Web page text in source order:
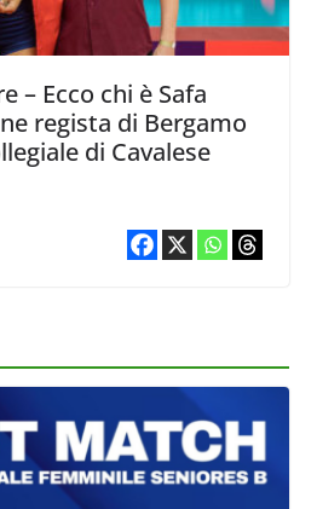
– Ecco chi è Safa
regista di Bergamo
di Cavalese